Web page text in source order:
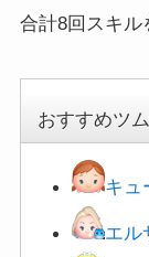
合計8回スキル
おすすめツム
キュ
エル